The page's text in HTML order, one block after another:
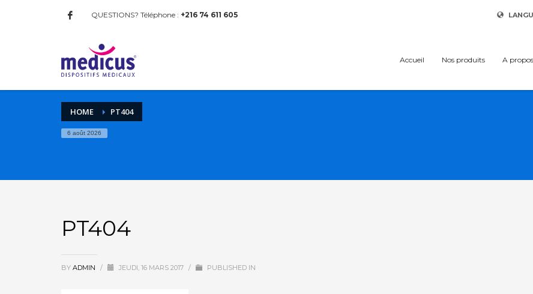
QUESTIONS? Téléphone : +216 74 611 605
Accueil Nos produits A propos
HOME PT404
6 août 2026
PT404
BY ADMIN / JEUDI, 16 MARS 2017 / PUBLISHED IN